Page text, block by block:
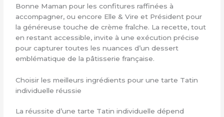
Bonne Maman pour les confitures raffinées à
accompagner, ou encore Elle & Vire et Président pour
la généreuse touche de crème fraîche. La recette, tout
en restant accessible, invite à une exécution précise
pour capturer toutes les nuances d’un dessert
emblématique de la pâtisserie française.
Choisir les meilleurs ingrédients pour une tarte Tatin
individuelle réussie
La réussite d’une tarte Tatin individuelle dépend